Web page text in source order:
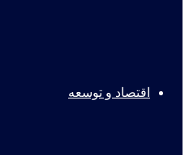
اقتصاد و توسعه